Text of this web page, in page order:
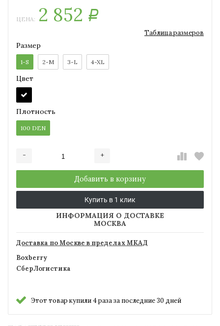
ЦЕНА: 2 852 Р
Таблица размеров
Размер
1-S 2-M 3-L 4-XL
Цвет
Плотность
100 DEN
- +
Добавить в корзину
Купить в 1 клик
ИНФОРМАЦИЯ О ДОСТАВКЕ
МОСКВА
Доставка по Москве в пределах МКАД
Boxberry
СберЛогистика
Этот товар купили 4 раза за последние 30 дней